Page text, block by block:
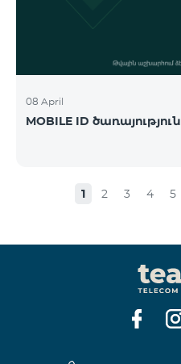
08 April
MOBILE ID ծառայություն
1 2 3 4 5